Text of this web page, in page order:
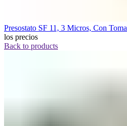
Presostato SF 11, 3 Micros, Con Toma
los precios
Back to products